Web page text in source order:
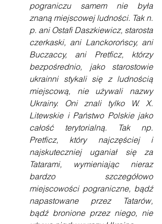
pograniczu samem nie była
znaną miejscowej ludności. Tak n.
p. ani Ostafi Daszkiewicz, starosta
czerkaski, ani Lanckorońscy, ani
Buczaccy, ani Pretficz, którzy
bezpośrednio, jako starostowie
ukrainni stykali się z ludnością
miejscową, nie używali nazwy
Ukrainy. Oni znali tylko W. X.
Litewskie i Państwo Polskie jako
całość terytorialną. Tak np.
Pretficz, który najczęściej i
najskuteczniej uganiał się za
Tatarami, wymieniając nieraz
bardzo szczegółowo
miejscowości pograniczne, bądź
napastowane przez Tatarów,
bądź bronione przez niego, nie